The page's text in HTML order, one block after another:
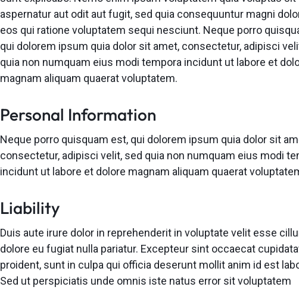
aspernatur aut odit aut fugit, sed quia consequuntur magni
eos qui ratione voluptatem sequi nesciunt. Neque porro
qui dolorem ipsum quia dolor sit amet, consectetur, adipisci
quia non numquam eius modi tempora incidunt ut labore et
magnam aliquam quaerat voluptatem.
Personal Information
Neque porro quisquam est, qui dolorem ipsum quia dolor sit
consectetur, adipisci velit, sed quia non numquam eius modi
incidunt ut labore et dolore magnam aliquam quaerat
Liability
Duis aute irure dolor in reprehenderit in voluptate velit esse
dolore eu fugiat nulla pariatur. Excepteur sint occaecat
proident, sunt in culpa qui officia deserunt mollit anim id est
Sed ut perspiciatis unde omnis iste natus error sit voluptatem